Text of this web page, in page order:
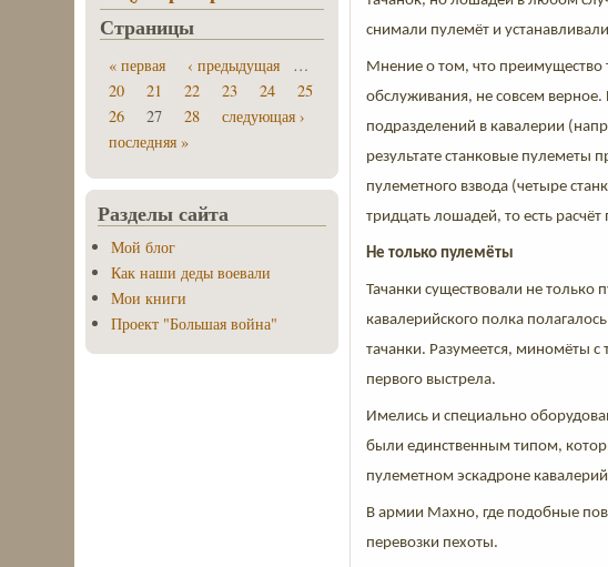
снимали пулемёт и
Мнение о том, что преимущество
обслуживания, не совсем верное.
подразделений в кавалерии
результате станковые пулеметы
пулеметного взвода (четыре
тридцать лошадей, то есть расчёт
Не только пулемёты
Тачанки существовали не
кавалерийского полка
тачанки. Разумеется, миномёты с
первого выстрела.
Имелись и специально
были единственным типом,
пулеметном эскадроне
В армии Махно, где подобные
перевозки пехоты.
Страницы
« первая ‹ предыдущая
…
20
21 22 23 24
25
26
27 28
следующая ›
последняя »
Разделы сайта
Мой блог
Как наши деды воевали
Мои книги
Проект "Большая война"